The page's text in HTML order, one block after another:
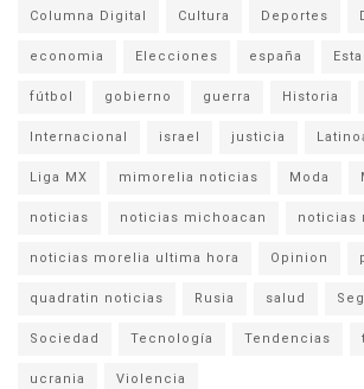
Columna Digital Cultura Deportes
economia Elecciones españa
fútbol gobierno guerra Historia
Internacional israel justicia
Liga MX mimorelia noticias Moda
noticias noticias michoacan noticias
noticias morelia ultima hora Opinion
quadratin noticias Rusia salud
Sociedad Tecnología Tendencias
ucrania Violencia